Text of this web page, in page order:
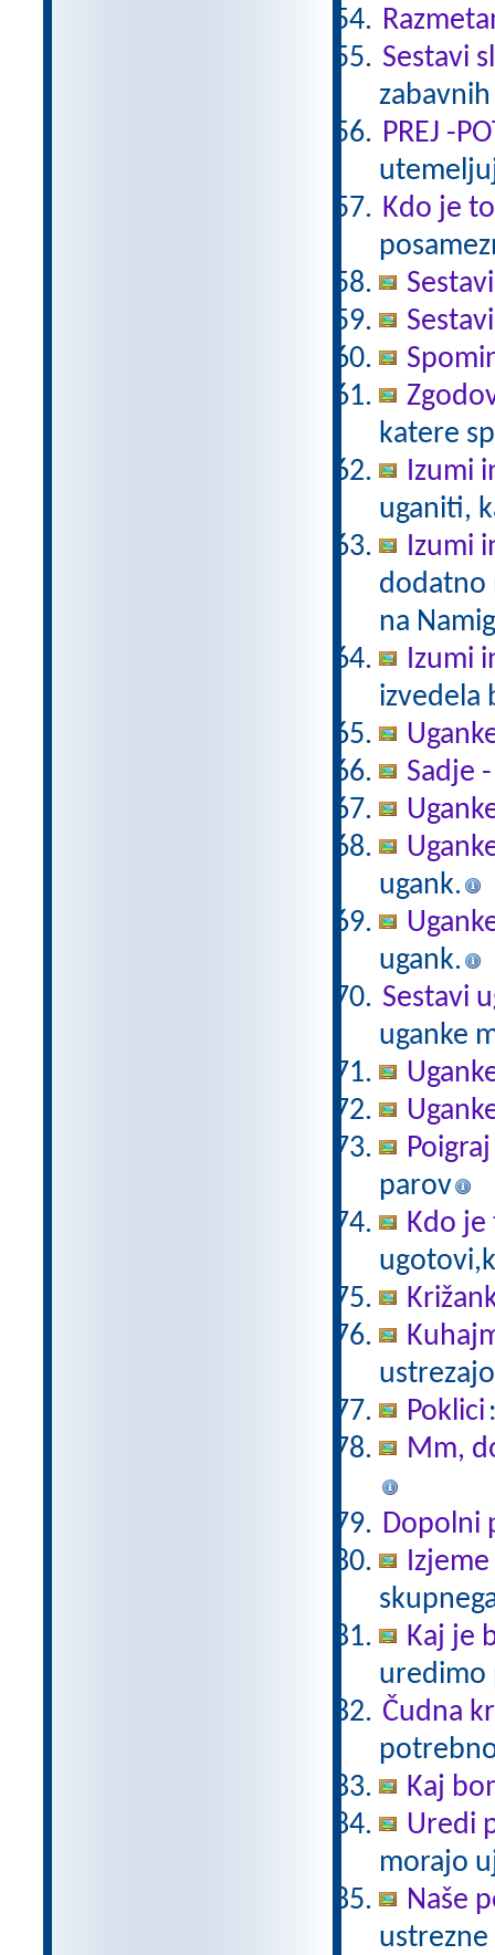
Sestavi
PREJ -
Kdo je
katere
Izumi
uganiti,
Izumi
dodatno
na
Izumi
izvedela
Sadje
ugank.
ugank.
Sestavi
uganke
parov
Kdo je
Poklici
Mm,
Dopolni
Izjeme
Kaj je
uredimo
Čudna
Kaj
Uredi
morajo
Naše
ustrezne